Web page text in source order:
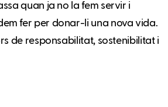
quan ja no la fem servir i
fer per donar-li una nova vida.
de responsabilitat, sostenibilitat i